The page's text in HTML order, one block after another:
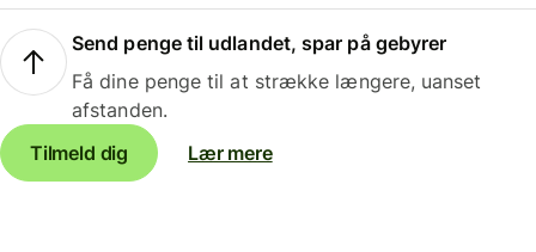
Send penge til udlandet, spar på gebyrer
Få dine penge til at strække længere, uanset
afstanden.
Tilmeld dig
Lær mere